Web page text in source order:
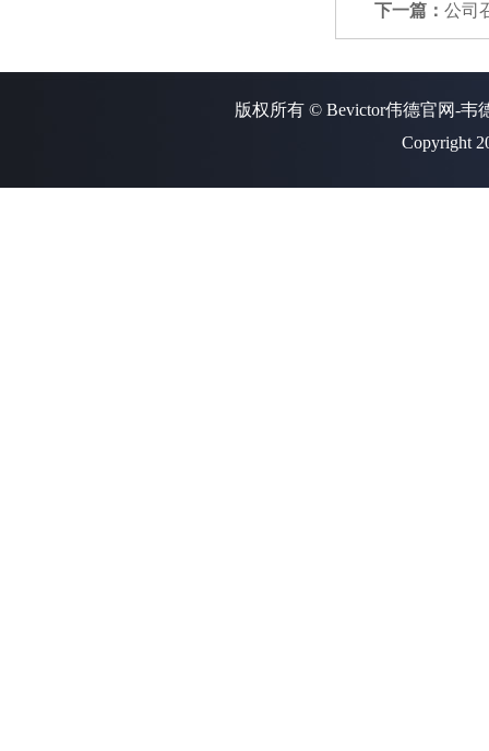
下一篇：公司
版权所有 © Bevictor伟德官网-韦
Copyright